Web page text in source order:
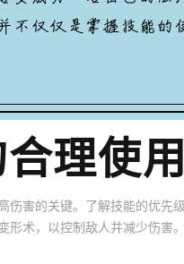
理使用
伤害的关键。了解技能的优先
形术，以控制敌人并减少伤害